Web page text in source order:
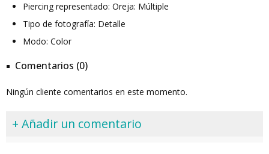
Piercing representado: Oreja: Múltiple
Tipo de fotografía: Detalle
Modo: Color
Comentarios (0)
Ningún cliente comentarios en este momento.
+ Añadir un comentario